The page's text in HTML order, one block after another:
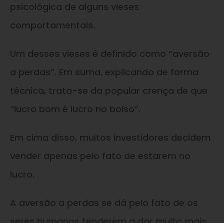
psicológica de alguns vieses
comportamentais.
Um desses vieses é definido como “aversão
a perdas”. Em suma, explicando de forma
técnica, trata-se da popular crença de que
“lucro bom é lucro no bolso”.
Em cima disso, muitos investidores decidem
vender apenas pelo fato de estarem no
lucro.
A aversão a perdas se dá pelo fato de os